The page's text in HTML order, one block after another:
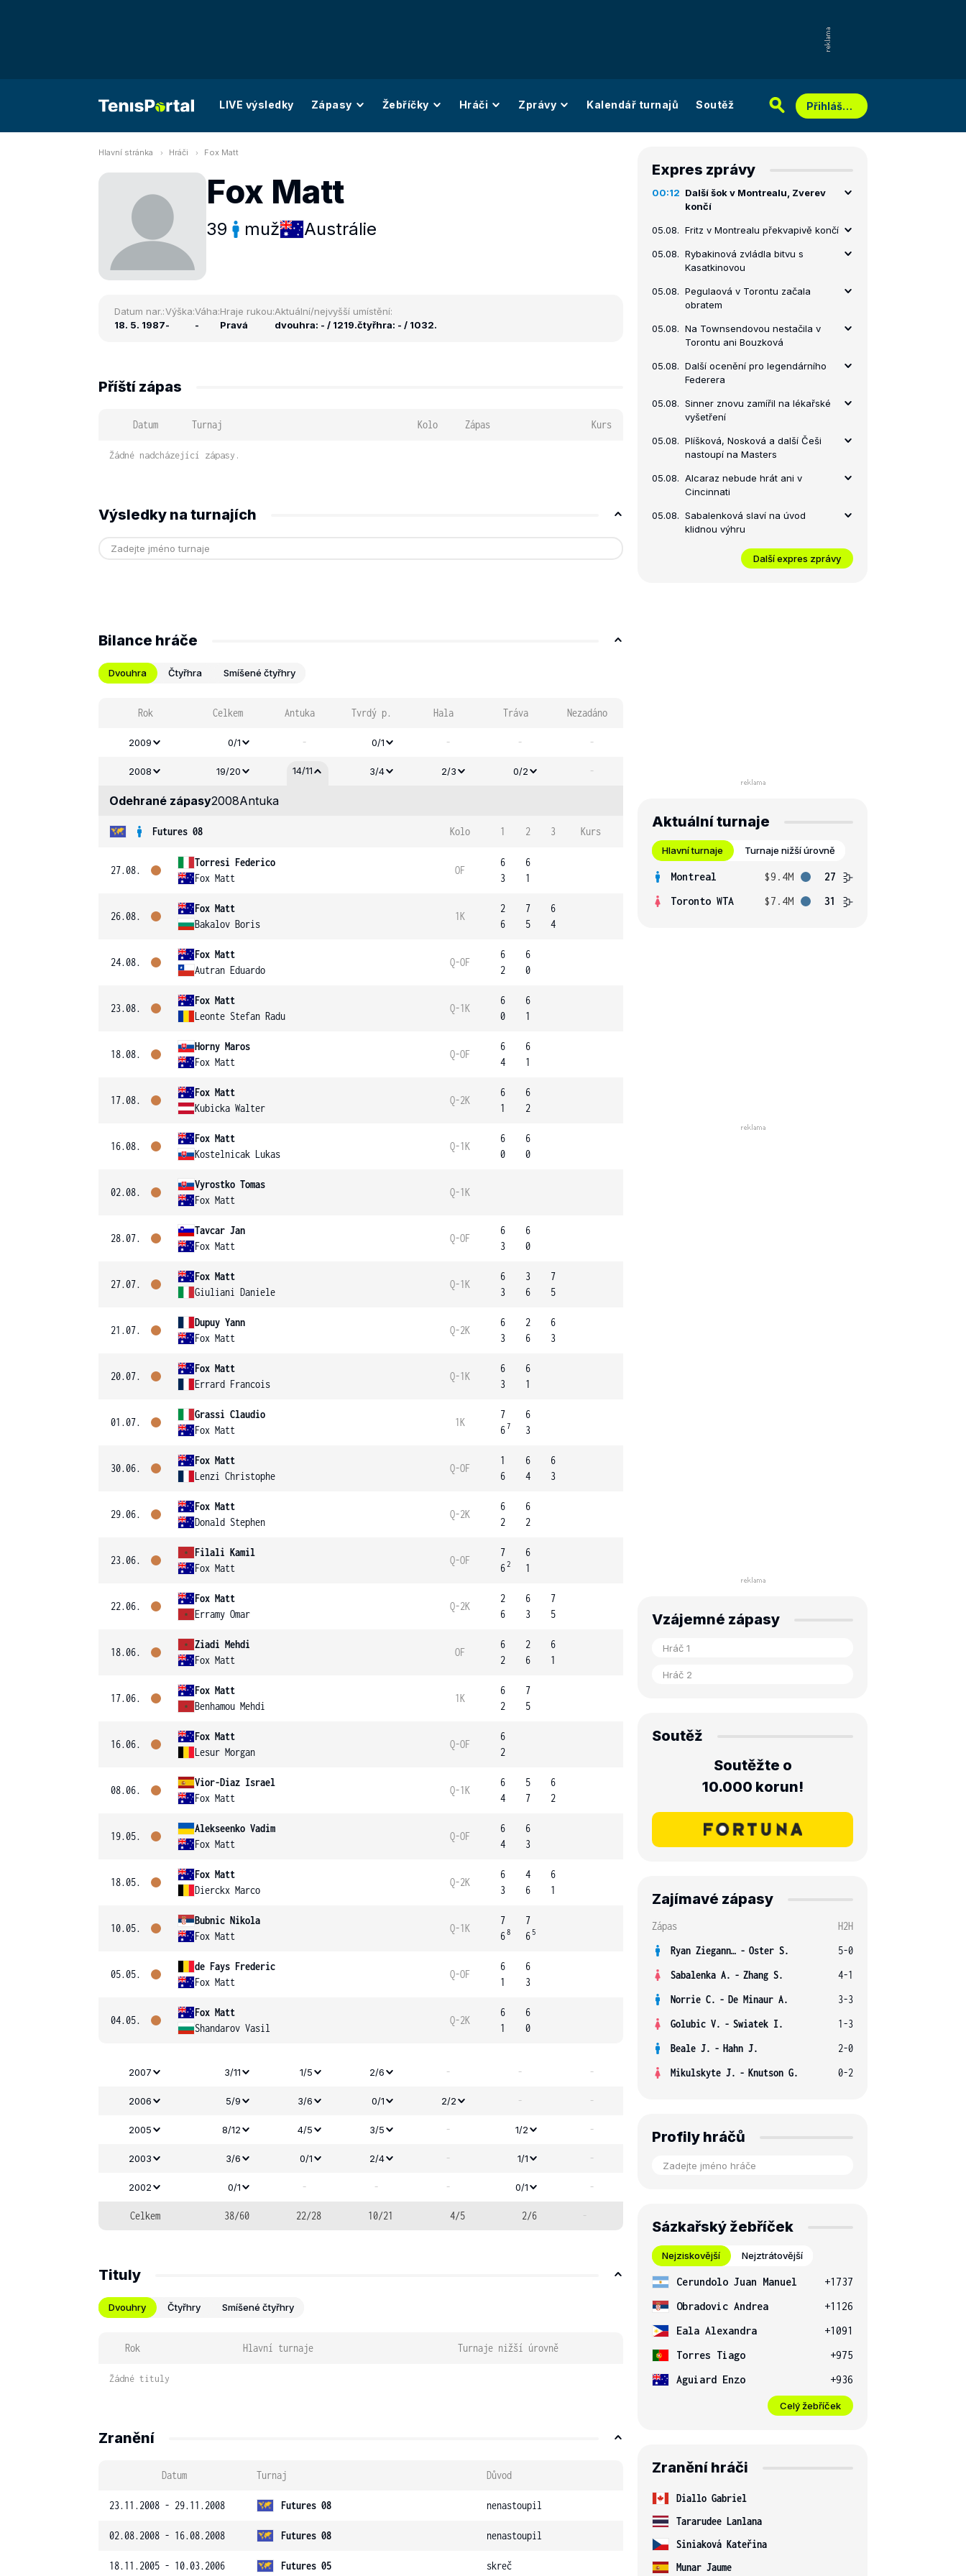
LIVE výsledky Zápasy Žebříčky Hráči Zprávy Kalendář turnajů Soutěž Přihlášení
Hlavní stránka Hráči Fox Matt
Fox Matt
39 muž Austrálie
Datum nar.:
18. 5. 1987
Výška:
-
Váha:
-
Hraje rukou:
Pravá
Aktuální/nejvyšší umístění:
dvouhra: - / 1219.čtyřhra: - / 1032.
Příští zápas
Datum Turnaj Kolo Zápas Kurs
Žádné nadcházející zápasy.
Výsledky na turnajích
Bilance hráče
Dvouhra Čtyřhra Smíšené čtyřhry
Rok Celkem Antuka Tvrdý p. Hala Tráva Nezadáno
2009 0/1 - 0/1 - - -
2008 19/20 14/11 3/4 2/3 0/2 -
Odehrané zápasy2008Antuka
Futures 08 Kolo 1 2 3 Kurs
27.08.
Torresi Federico
Fox Matt
OF
6
3
6
1
26.08.
Fox Matt
Bakalov Boris
1K
2
6
7
5
6
4
24.08.
Fox Matt
Autran Eduardo
Q-OF
6
2
6
0
23.08.
Fox Matt
Leonte Stefan Radu
Q-1K
6
0
6
1
18.08.
Horny Maros
Fox Matt
Q-OF
6
4
6
1
17.08.
Fox Matt
Kubicka Walter
Q-2K
6
1
6
2
16.08.
Fox Matt
Kostelnicak Lukas
Q-1K
6
0
6
0
02.08.
Vyrostko Tomas
Fox Matt
Q-1K
28.07.
Tavcar Jan
Fox Matt
Q-OF
6
3
6
0
27.07.
Fox Matt
Giuliani Daniele
Q-1K
6
3
3
6
7
5
21.07.
Dupuy Yann
Fox Matt
Q-2K
6
3
2
6
6
3
20.07.
Fox Matt
Errard Francois
Q-1K
6
3
6
1
01.07.
Grassi Claudio
Fox Matt
1K
7
67
6
3
30.06.
Fox Matt
Lenzi Christophe
Q-OF
1
6
6
4
6
3
29.06.
Fox Matt
Donald Stephen
Q-2K
6
2
6
2
23.06.
Filali Kamil
Fox Matt
Q-OF
7
62
6
1
22.06.
Fox Matt
Erramy Omar
Q-2K
2
6
6
3
7
5
18.06.
Ziadi Mehdi
Fox Matt
OF
6
2
2
6
6
1
17.06.
Fox Matt
Benhamou Mehdi
1K
6
2
7
5
16.06.
Fox Matt
Lesur Morgan
Q-OF
6
2
08.06.
Vior-Diaz Israel
Fox Matt
Q-1K
6
4
5
7
6
2
19.05.
Alekseenko Vadim
Fox Matt
Q-OF
6
4
6
3
18.05.
Fox Matt
Dierckx Marco
Q-2K
6
3
4
6
6
1
10.05.
Bubnic Nikola
Fox Matt
Q-1K
7
68
7
6 5
05.05.
de Fays Frederic
Fox Matt
Q-OF
6
1
6
3
04.05.
Fox Matt
Shandarov Vasil
Q-2K
6
1
6
0
2007 3/11 1/5 2/6 - - -
2006 5/9 3/6 0/1 2/2 - -
2005 8/12 4/5 3/5 - 1/2 -
2003 3/6 0/1 2/4 - 1/1 -
2002 0/1 - - - 0/1 -
Celkem 38/60 22/28 10/21 4/5 2/6 -
Tituly
Dvouhry Čtyřhry Smíšené čtyřhry
Rok Hlavní turnaje Turnaje nižší úrovně
Žádné tituly
Zranění
Datum Turnaj Důvod
23.11.2008 - 29.11.2008 Futures 08 nenastoupil
02.08.2008 - 16.08.2008 Futures 08 nenastoupil
18.11.2005 - 10.03.2006 Futures 05 skreč
Expres zprávy
00:12 Další šok v Montrealu, Zverev
končí
05.08. Fritz v Montrealu překvapivě končí
05.08. Rybakinová zvládla bitvu s
Kasatkinovou
05.08. Pegulaová v Torontu začala
obratem
05.08. Na Townsendovou nestačila v
Torontu ani Bouzková
05.08. Další ocenění pro legendárního
Federera
05.08. Sinner znovu zamířil na lékařské
vyšetření
05.08. Plíšková, Nosková a další Češi
nastoupí na Masters
05.08. Alcaraz nebude hrát ani v
Cincinnati
05.08. Sabalenková slaví na úvod
klidnou výhru
Další expres zprávy
Aktuální turnaje
Hlavní turnaje Turnaje nižší úrovně
Montreal $9.4M
27
Toronto WTA
$7.4M 31
Vzájemné zápasy
Soutěž
Soutěžte o
10.000 korun!
Zajímavé zápasy
Zápas
H2H
Ryan Ziegann S. - Oster S.
5-0
Sabalenka A. - Zhang S.
4-1
Norrie C. - De Minaur A.
3-3
Golubic V. - Swiatek I.
1-3
Beale J. - Hahn J.
2-0
Mikulskyte J. - Knutson G. 0-2
Profily hráčů
Sázkařský žebříček
Nejziskovější Nejztrátovější
Cerundolo Juan Manuel
+1737
Obradovic Andrea
+1126
Eala Alexandra
+1091
Torres Tiago
+975
Aguiard Enzo
+936
Celý žebříček
Zranění hráči
Diallo Gabriel
Tararudee Lanlana
Siniaková Kateřina
Munar Jaume